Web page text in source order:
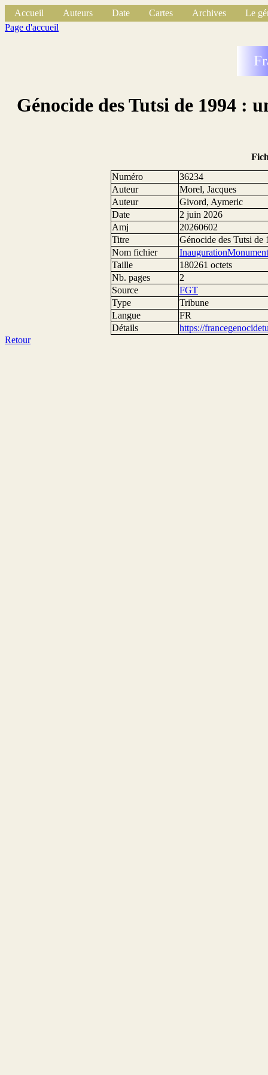
Accueil Auteurs Date Cartes Archives
Le
Page d'accueil
Génocide des Tutsi de 1994 :
Numéro
36234
Auteur
Morel, Jacques
Auteur
Givord, Aymeric
Date
2 juin 2026
Amj
20260602
Titre
Génocide des Tutsi de
Nom fichier
Taille
180261 octets
Nb. pages
2
Source
FGT
Type
Tribune
Langue
FR
Détails
https://
Retour